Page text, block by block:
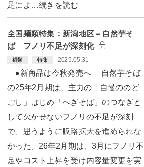
足によ…続きを読む
全国麺類特集：新潟地区＝自然芋そ
ば フノリ不足が深刻化
麺類 特集 2025.05.31
●新商品は今秋発売へ 自然芋そば
の25年2月期は、主力の「自慢ののど
ごし」はじめ「へぎそば」のつなぎと
して欠かせないフノリの不足が深刻
で、思うように販路拡大を進められな
かった。26年2月期は、3月にフノリ不
足やコスト上昇を受け内容量変更を実